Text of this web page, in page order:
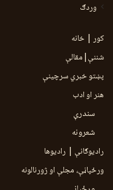
وردګ
کور | خانه
شننې|مقالې
پښتو خبري سرچينې
هنر او ادب
سندرې
شعرونه
رادیوګانې | رادیوها
ورځپاڼې، مجلې او ژورنالونه